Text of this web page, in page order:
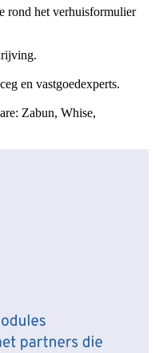
rond het verhuisformulier
en vastgoedexperts.
Zabun, Whise,